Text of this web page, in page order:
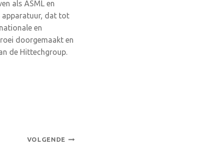
als ASML en
apparatuur, dat tot
en
doorgemaakt en
de Hittechgroup.
VOLGENDE